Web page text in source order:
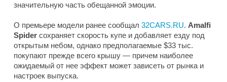
значительную часть обещанной эмоции.
О премьере модели ранее сообщал 32CARS.RU. Amalfi
Spider сохраняет скорость купе и добавляет езду под
открытым небом, однако предполагаемые $33 тыс.
покупают прежде всего крышу — причем наиболее
ожидаемый от нее эффект может зависеть от рынка и
настроек выпуска.